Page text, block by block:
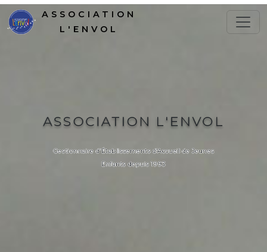
ASSOCIATION
L'ENVOL
ASSOCIATION L'ENVOL
Gestionnaire d'Établissements d'Accueil de Jeunes
Enfants depuis 1993